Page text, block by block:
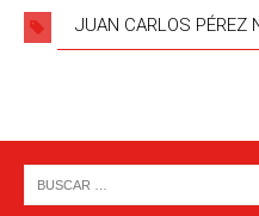
JUAN CARLOS PÉREZ